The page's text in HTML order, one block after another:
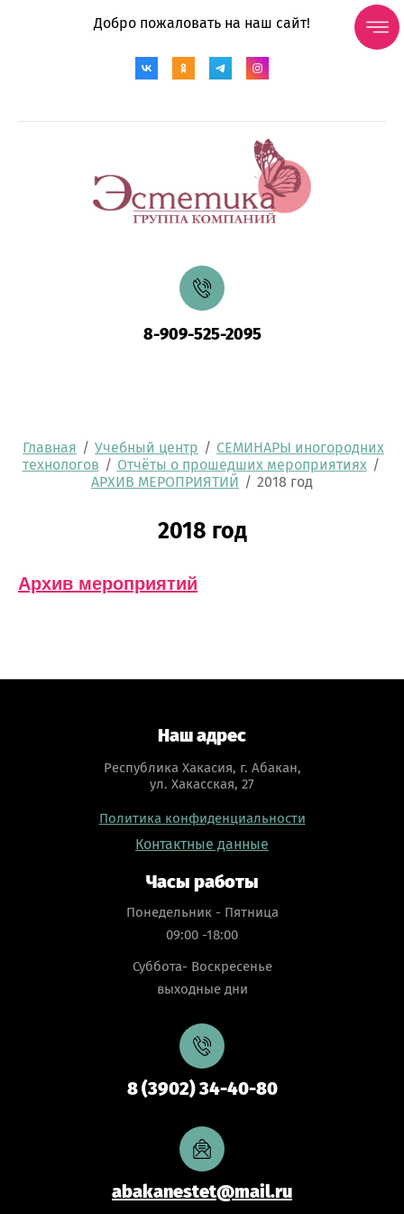
Добро пожаловать на наш сайт!
8-909-525-2095
Главная / Учебный центр / СЕМИНАРЫ иногородних
технологов / Отчёты о прошедших мероприятиях /
АРХИВ МЕРОПРИЯТИЙ / 2018 год
2018 год
Архив мероприятий
Наш адрес
Республика Хакасия, г. Абакан,
ул. Хакасская, 27
Политика конфиденциальности
Контактные данные
Часы работы
Понедельник - Пятница
09:00 -18:00
Суббота- Воскресенье
выходные дни
8 (3902) 34-40-80
abakanestet@mail.ru